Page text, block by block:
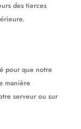
des tierces
pour que notre
manière
serveur ou sur